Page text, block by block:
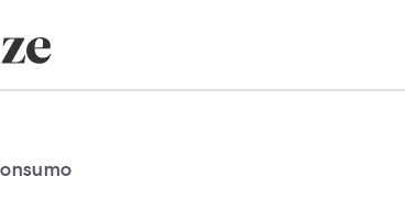
Studi e ricerche